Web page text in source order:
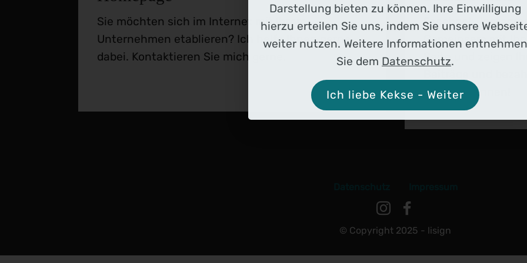
Sie möchten sich im Internet mit Ihrem
Unternehmen etablieren? Ich helfe Ihnen gerne
dabei. Kontaktieren Sie mich gerne.
Facebook,
Gemeinsam mit
Seite und zeigen
Beiträge und
erregen können!
© Copyright 2025 - lisign
Darstellung bieten zu können. Ihre Einwilligung
hierzu erteilen Sie uns, indem Sie unsere
weiter nutzen. Weitere Informationen entnehmen
Sie dem Datenschutz.
Ich liebe Kekse - Weiter